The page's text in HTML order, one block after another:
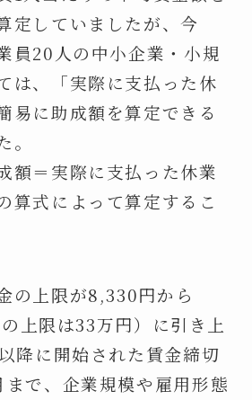
定していましたが、今
員20人の中小企業・小規
は、「実際に支払った休
易に助成額を算定できる
額＝実際に支払った休業
算式によって算定するこ
の上限が8,330円から
上限は33万円）に引き上
降に開始された賃金締切
で、企業規模や雇用形態